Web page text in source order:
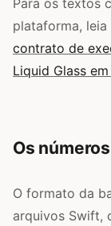
plataforma, leia
contrato de
Liquid Glass
Os números
O formato da
arquivos Swift,